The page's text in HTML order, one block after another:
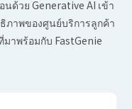
ด้วย Generative AI เข้า
ภาพของศูนย์บริการลูกค้า
พร้อมกับ FastGenie